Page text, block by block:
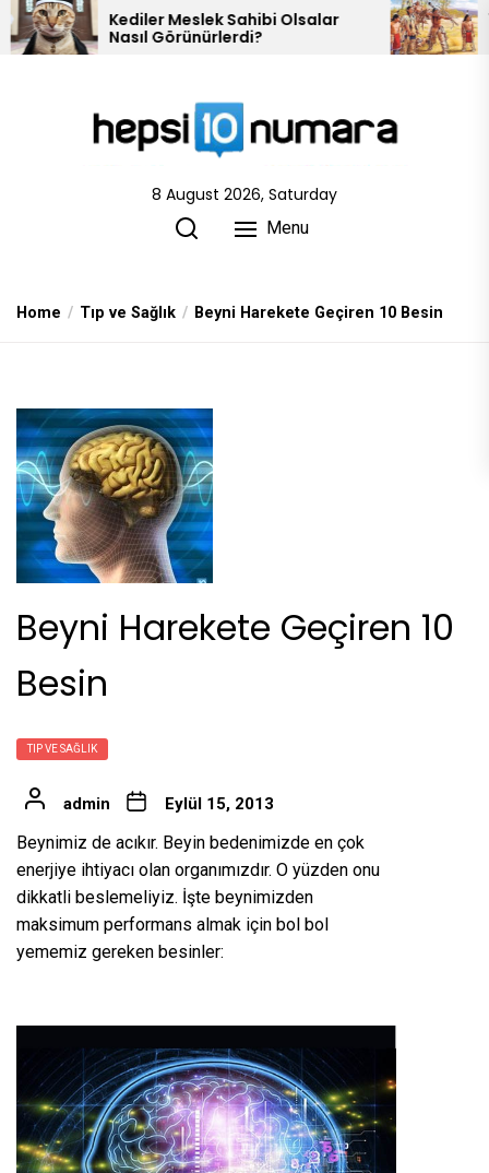
Skip
to
Meslek Sahibi Olsalar
Görünürlerdi?
10 Kızılderili
8 August 2026, Saturday
Menu
Home Tıp ve Sağlık Beyni Harekete Geçiren 10 Besin
Beyni Harekete Geçiren 10
Besin
TIP VE SAĞLIK
admin Eylül 15, 2013
Beynimiz de acıkır. Beyin bedenimizde en çok
enerjiye ihtiyacı olan organımızdır. O yüzden onu
dikkatli beslemeliyiz. İşte beynimizden
maksimum performans almak için bol bol
yememiz gereken besinler: